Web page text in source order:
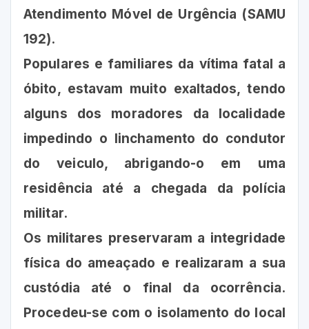
Atendimento Móvel de Urgência (SAMU
192).
Populares e familiares da vítima fatal a
óbito, estavam muito exaltados, tendo
alguns dos moradores da localidade
impedindo o linchamento do condutor
do veiculo, abrigando-o em uma
residência até a chegada da polícia
militar.
Os militares preservaram a integridade
física do ameaçado e realizaram a sua
custódia até o final da ocorrência.
Procedeu-se com o isolamento do local